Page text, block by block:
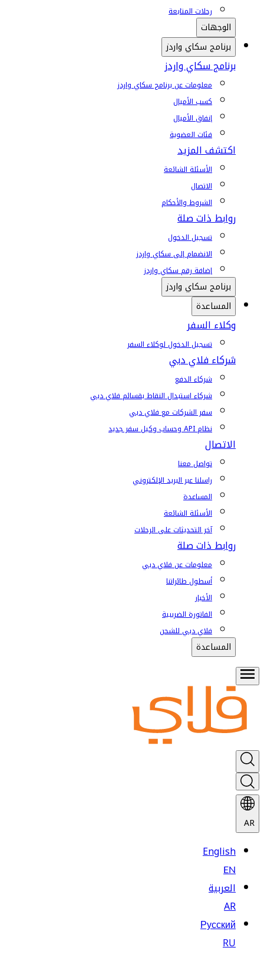
رحلات المتابعة
الوجهات
برنامج سكاي واردز
برنامج سكاي واردز
معلومات عن برنامج سكاي واردز
كسب الأميال
إنفاق الأميال
فئات العضوية
اكتشف المزيد
الأسئلة الشائعة
الاتصال
الشروط والأحكام
روابط ذات صلة
تسجيل الدخول
الانضمام إلى سكاي واردز
إضافة رقم سكاي واردز
برنامج سكاي واردز
المساعدة
وكلاء السفر
تسجيل الدخول لوكلاء السفر
شركاء فلاي دبي
شركاء الدفع
شركاء استبدال النقاط بقسائم فلاي دبي
سفر الشركات مع فلاي دبي
نظام API وحساب وكيل سفر جديد
الاتصال
تواصل معنا
راسلنا عبر البريد الإلكتروني
المساعدة
الأسئلة الشائعة
آخر التحديثات على الرحلات
روابط ذات صلة
معلومات عن فلاي دبي
أسطول طائراتنا
الأخبار
الفاتورة الضريبية
فلاي دبي للشحن
المساعدة
AR
English
EN
العربية
AR
Русский
RU